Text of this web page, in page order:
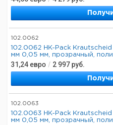
102.0062
102.0062 HK-Pack
мм 0,05 мм, прозрачный,
31,24 евро / 2 997 руб.
102.0063
102.0063 HK-Pack
мм 0,05 мм, прозрачный,